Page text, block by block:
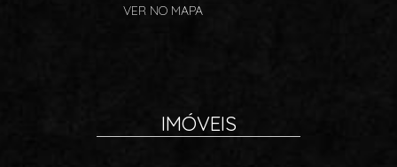
VER NO MAPA
IMÓVEIS